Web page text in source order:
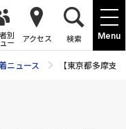
Menu
別
ー アクセス 検索
ニュース 【東京都多摩支